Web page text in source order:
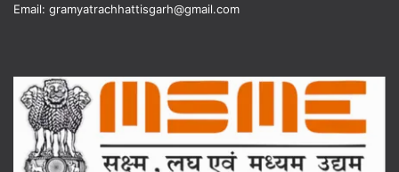
Email: gramyatrachhattisgarh@gmail.com